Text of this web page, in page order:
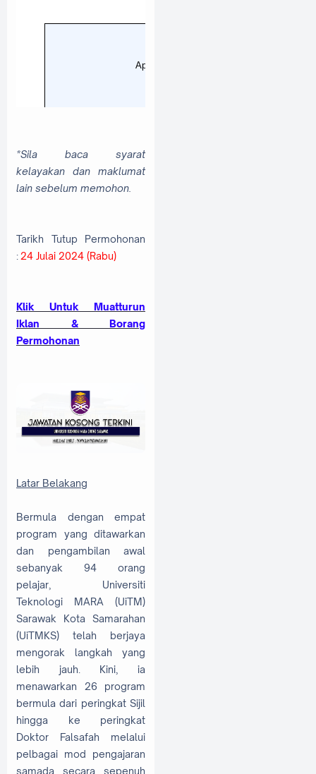
*Sila baca syarat
kelayakan dan maklumat
lain sebelum memohon.
Tarikh Tutup Permohonan
: 24 Julai 2024 (Rabu)
Klik Untuk Muatturun
Iklan & Borang
Permohonan
Latar Belakang
Bermula dengan empat
program yang ditawarkan
dan pengambilan awal
sebanyak 94 orang
pelajar, Universiti
Teknologi MARA (UiTM)
Sarawak Kota Samarahan
(UiTMKS) telah berjaya
mengorak langkah yang
lebih jauh. Kini, ia
menawarkan 26 program
bermula dari peringkat Sijil
hingga ke peringkat
Doktor Falsafah melalui
pelbagai mod pengajaran
samada secara sepenuh